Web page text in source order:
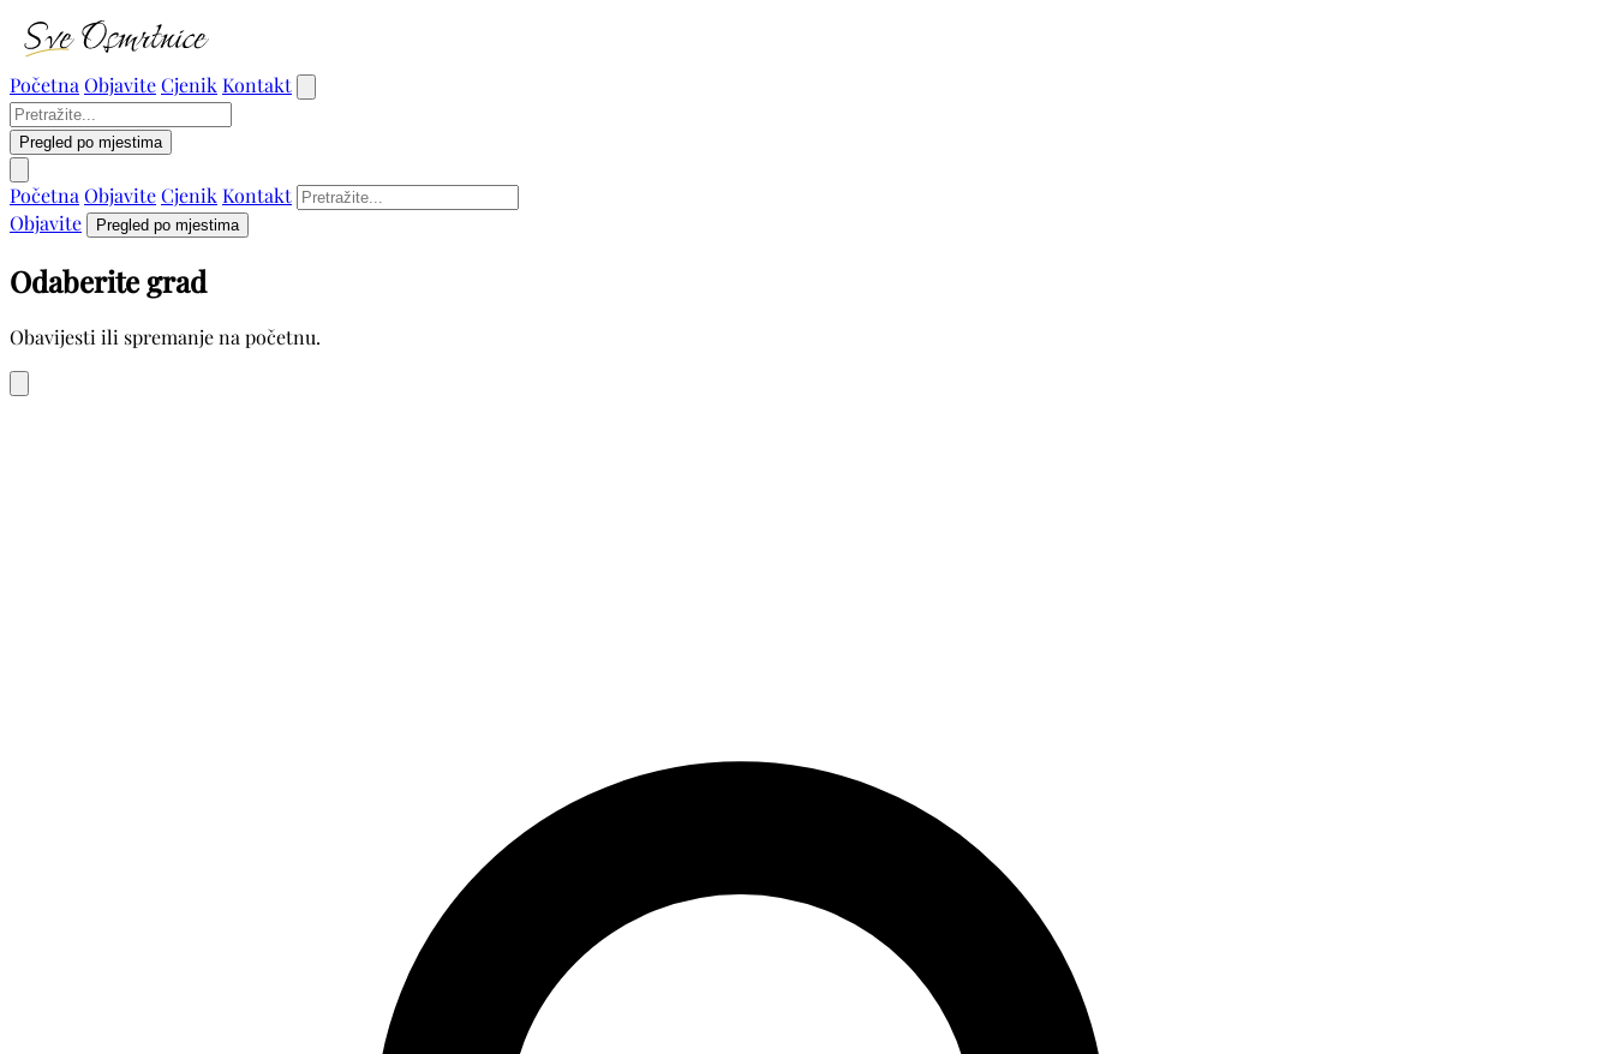
Početna ObjaviteCjenik Kontakt
Pregled po mjestima
Početna ObjaviteCjenik Kontakt
Objavite
Pregled po mjestima
Odaberite grad
Obavijesti ili spremanje na početnu.